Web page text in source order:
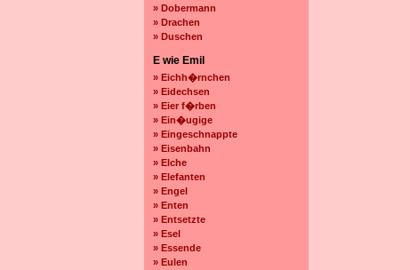
» Dobermann
» Drachen
» Duschen
E wie Emil
» Eichh�rnchen
» Eidechsen
» Eier f�rben
» Ein�ugige
» Eingeschnappte
» Eisenbahn
» Elche
» Elefanten
» Engel
» Enten
» Entsetzte
» Esel
» Essende
» Eulen